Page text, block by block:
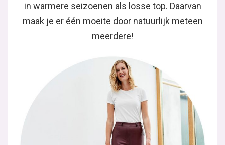
in warmere seizoenen als losse top. Daarvan
maak je er één moeite door natuurlijk meteen
meerdere!